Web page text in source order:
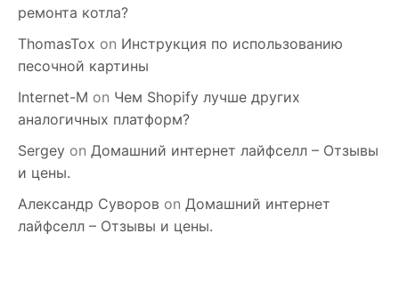
ремонта котла?
ThomasTox on Инструкция по использованию
песочной картины
Internet-M on Чем Shopify лучше других
аналогичных платформ?
Sergey on Домашний интернет лайфселл – Отзывы
и цены.
Александр Суворов on Домашний интернет
лайфселл – Отзывы и цены.